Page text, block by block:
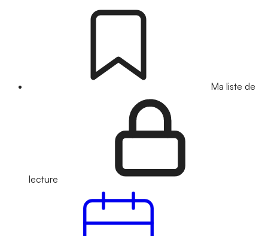
Ma liste de
lecture